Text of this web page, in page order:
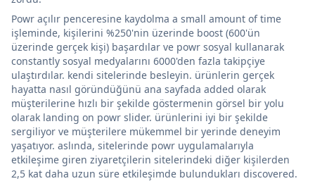
Powr açılır penceresine kaydolma a small amount of time
işleminde, kişilerini %250'nin üzerinde boost (600'ün
üzerinde gerçek kişi) başardılar ve powr sosyal kullanarak
constantly sosyal medyalarını 6000'den fazla takipçiye
ulaştırdılar. kendi sitelerinde besleyin. ürünlerin gerçek
hayatta nasıl göründüğünü ana sayfada added olarak
müşterilerine hızlı bir şekilde göstermenin görsel bir yolu
olarak landing on powr slider. ürünlerini iyi bir şekilde
sergiliyor ve müşterilere mükemmel bir yerinde deneyim
yaşatıyor. aslında, sitelerinde powr uygulamalarıyla
etkileşime giren ziyaretçilerin sitelerindeki diğer kişilerden
2,5 kat daha uzun süre etkileşimde bulundukları discovered.